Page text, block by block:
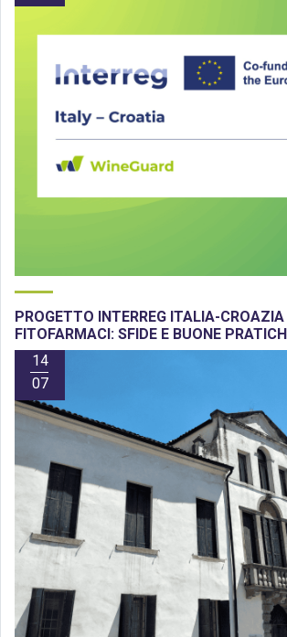
PROGETTO INTERREG ITALIA-
FITOFARMACI: SFIDE E BUONE
14
07